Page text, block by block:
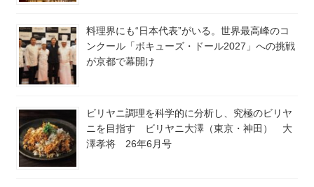
料理界にも“日本代表”がいる。世界最高峰のコ
ンクール「ボキューズ・ドール2027」への挑戦
が京都で幕開け
ビリヤニ調理を科学的に分析し、究極のビリヤ
ニを目指す ビリヤニ大澤（東京・神田） 大
澤孝将 26年6月号